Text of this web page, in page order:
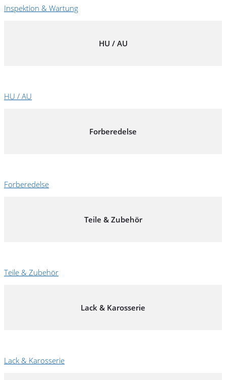
Inspektion & Wartung
HU / AU
HU / AU
Forberedelse
Forberedelse
Teile & Zubehör
Teile & Zubehör
Lack & Karosserie
Lack & Karosserie